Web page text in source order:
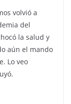
volvió a
del
la salud y
aún el mando
Lo veo